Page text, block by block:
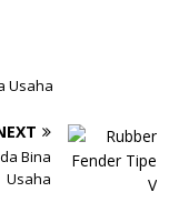
Usaha
Bina
Usaha